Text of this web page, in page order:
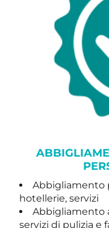
Abbigliamento
hotellerie, servizi
Abbigliamento
servizi di pulizia e